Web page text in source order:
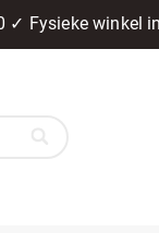
✓ Fysieke winkel